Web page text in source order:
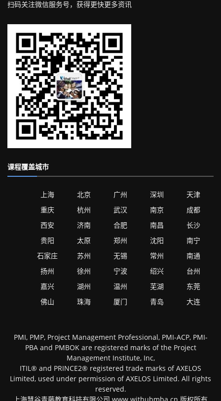
扫码关注微信服务号，获得更快更多资讯
课程覆盖城市
上海 北京 广州 深圳
天津
重庆
杭州 武汉 南京
成都
西安
济南 合肥 南昌
长沙
贵阳
太原 郑州 沈阳
南宁
石家庄
苏州 无锡 常州
南通
扬州
徐州 宁波 绍兴
台州
嘉兴
湖州 温州 芜湖
东莞
佛山
珠海 厦门 青岛 大连
PMI, PMP, Project Management Professional, PMI-ACP, PMI-
PBA and PMBOK are registered marks of the Project
Management Institute, Inc,
ITIL® and PRINCE2® registered trade marks of AXELOS
Limited, used under permission of AXELOS Limited. All rights
reserved.